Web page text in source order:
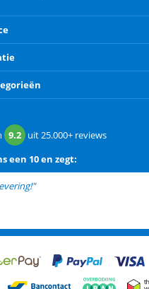
9.2 uit25.000+ reviews
een 10 en zegt: